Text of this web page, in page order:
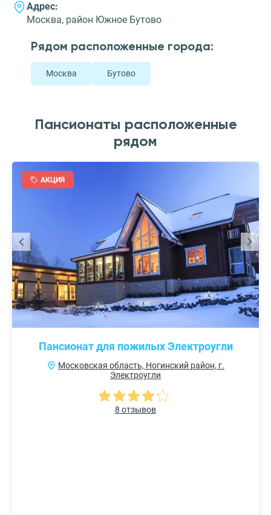
Адрес:
Москва, район Южное Бутово
Рядом расположенные города:
Москва Бутово
Пансионаты расположенные
рядом
АКЦИЯ
Пансионат для пожилых Электроугли
Московская область, Ногинский район, г.
Электроугли
8 отзывов